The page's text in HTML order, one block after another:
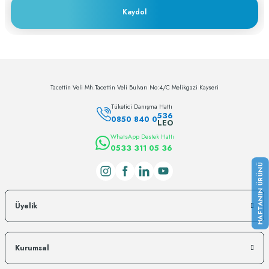
Fiyatları görebilmek için üye girişi yapmalısınız
Giriş Yap/Fiyat Öğren
Kaydol
Tacettin Veli Mh.Tacettin Veli Bulvarı No:4/C Melikgazi Kayseri
Tüketici Danışma Hattı
0850 840 0536
LEO
WhatsApp Destek Hattı
0533 311 05 36
Üyelik
Kurumsal